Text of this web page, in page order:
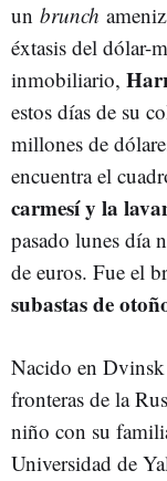
un brunch
éxtasis del dólar-
inmobiliario,
estos días de su
millones de
encuentra el
carmesí y la
pasado lunes día
de euros. Fue el
subastas de
Nacido en
fronteras de la
niño con su
Universidad de